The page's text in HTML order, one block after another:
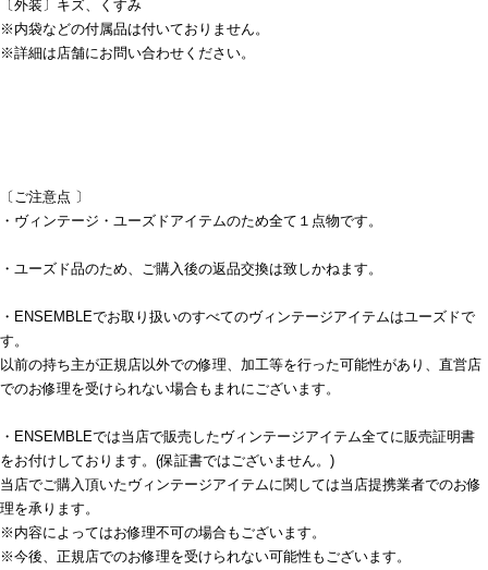
〔外装〕キズ、くすみ
※内袋などの付属品は付いておりません。
※詳細は店舗にお問い合わせください。
〔ご注意点 〕
・ヴィンテージ・ユーズドアイテムのため全て１点物です。
・ユーズド品のため、ご購入後の返品交換は致しかねます。
・ENSEMBLEでお取り扱いのすべてのヴィンテージアイテムはユーズドで
す。
以前の持ち主が正規店以外での修理、加工等を行った可能性があり、直営店
でのお修理を受けられない場合もまれにございます。
・ENSEMBLEでは当店で販売したヴィンテージアイテム全てに販売証明書
をお付けしております。(保証書ではございません。)
当店でご購入頂いたヴィンテージアイテムに関しては当店提携業者でのお修
理を承ります。
※内容によってはお修理不可の場合もございます。
※今後、正規店でのお修理を受けられない可能性もございます。